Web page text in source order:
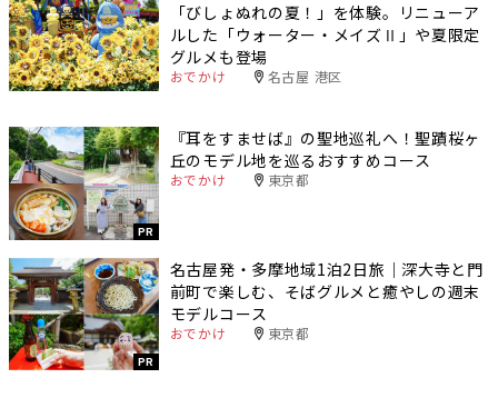
「びしょぬれの夏！」を体験。リニューア
ルした「ウォーター・メイズⅡ」や夏限定
グルメも登場
おでかけ 名古屋 港区
PR
『耳をすませば』の聖地巡礼へ！聖蹟桜ヶ
丘のモデル地を巡るおすすめコース
おでかけ 東京都
PR
名古屋発・多摩地域1泊2日旅｜深大寺と門
前町で楽しむ、そばグルメと癒やしの週末
モデルコース
おでかけ 東京都